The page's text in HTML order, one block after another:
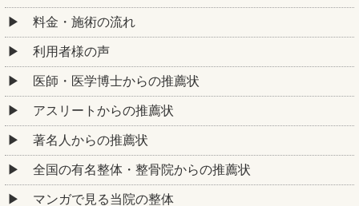
料金・施術の流れ
利用者様の声
医師・医学博士からの推薦状
アスリートからの推薦状
著名人からの推薦状
全国の有名整体・整骨院からの推薦状
マンガで見る当院の整体